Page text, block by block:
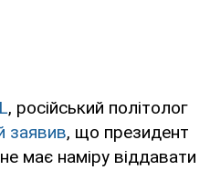
, російський політолог
заявив, що президент
має наміру віддавати